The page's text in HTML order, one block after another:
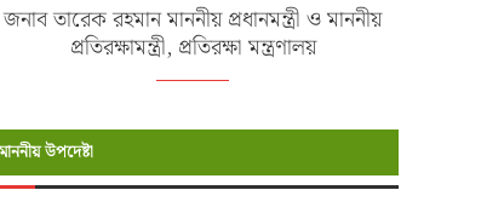
জনাব তারেক রহমান মাননীয় প্রধানমন্ত্রী ও মাননীয়
প্রতিরক্ষামন্ত্রী, প্রতিরক্ষা মন্ত্রণালয়
মাননীয় উপদেষ্টা